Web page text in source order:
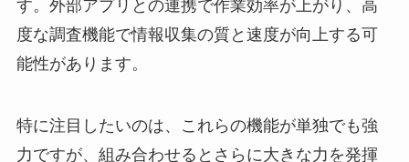
す。外部アプリとの連携で作業効率が上がり、高
度な調査機能で情報収集の質と速度が向上する可
能性があります。
特に注目したいのは、これらの機能が単独でも強
力ですが、組み合わせるとさらに大きな力を発揮